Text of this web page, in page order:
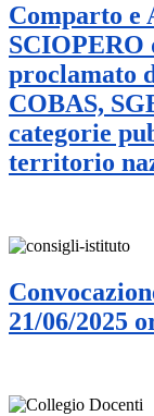
Comparto e
SCIOPERO
proclamato
COBAS,
categorie
territorio
21/06/2025